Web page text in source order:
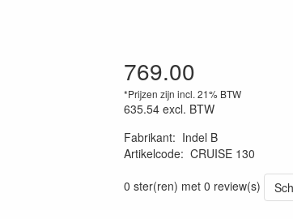
769.00
*Prijzen zijn incl. 21% BTW
635.54 excl. BTW
Fabrikant: Indel B
Artikelcode: CRUISE 130
0 ster(ren) met 0 review(s)